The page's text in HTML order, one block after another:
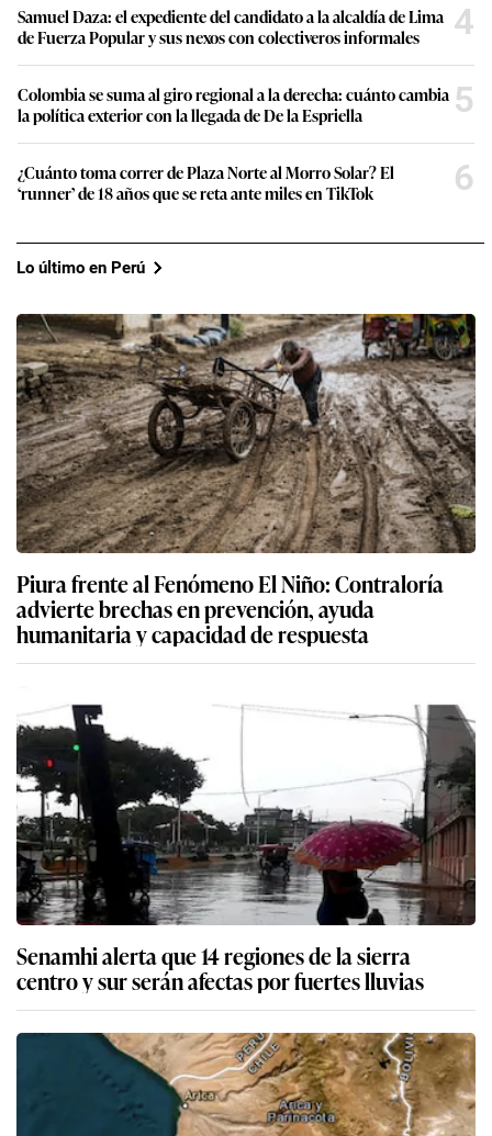
Samuel Daza: el expediente del candidato a la alcaldía de Lima
de Fuerza Popular y sus nexos con colectiveros informales
4
Colombia se suma al giro regional a la derecha: cuánto cambia
la política exterior con la llegada de De la Espriella
5
¿Cuánto toma correr de Plaza Norte al Morro Solar? El
‘runner’ de 18 años que se reta ante miles en TikTok
6
Lo último en Perú
Piura frente al Fenómeno El Niño: Contraloría
advierte brechas en prevención, ayuda
humanitaria y capacidad de respuesta
Senamhi alerta que 14 regiones de la sierra
centro y sur serán afectas por fuertes lluvias